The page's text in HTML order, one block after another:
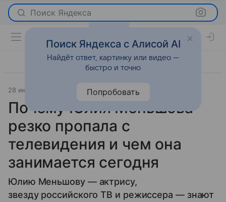
Поиск Яндекса
28 июля 2026 Леди Mail История успеха
Почему Юлия Меньшова
резко пропала с
телевидения и чем она
занимается сегодня
Юлию Меньшову — актрису,
звезду российского ТВ и режиссера — знают
Поиск Яндекса с Алисой AI
Найдёт ответ, картинку или видео —
быстро и точно
Попробовать